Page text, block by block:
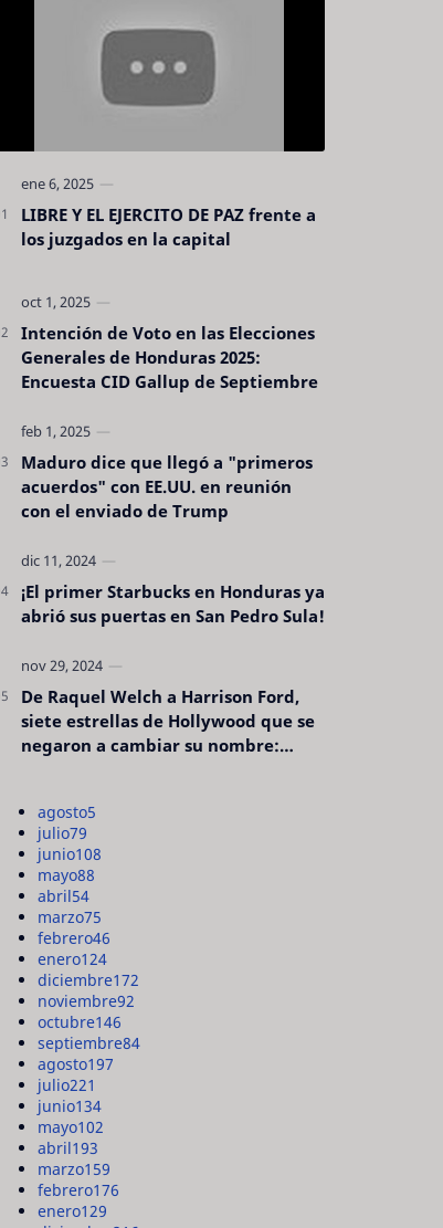
LIBRE Y EL EJERCITO DE PAZ frente a
los juzgados en la capital
Intención de Voto en las Elecciones
Generales de Honduras 2025:
Encuesta CID Gallup de Septiembre
Maduro dice que llegó a "primeros
acuerdos" con EE.UU. en reunión
con el enviado de Trump
¡El primer Starbucks en Honduras ya
abrió sus puertas en San Pedro Sula!
De Raquel Welch a Harrison Ford,
siete estrellas de Hollywood que se
negaron a cambiar su nombre:
agosto5
julio79
junio108
mayo88
abril54
marzo75
febrero46
enero124
diciembre172
noviembre92
octubre146
septiembre84
agosto197
julio221
junio134
mayo102
abril193
marzo159
febrero176
enero129